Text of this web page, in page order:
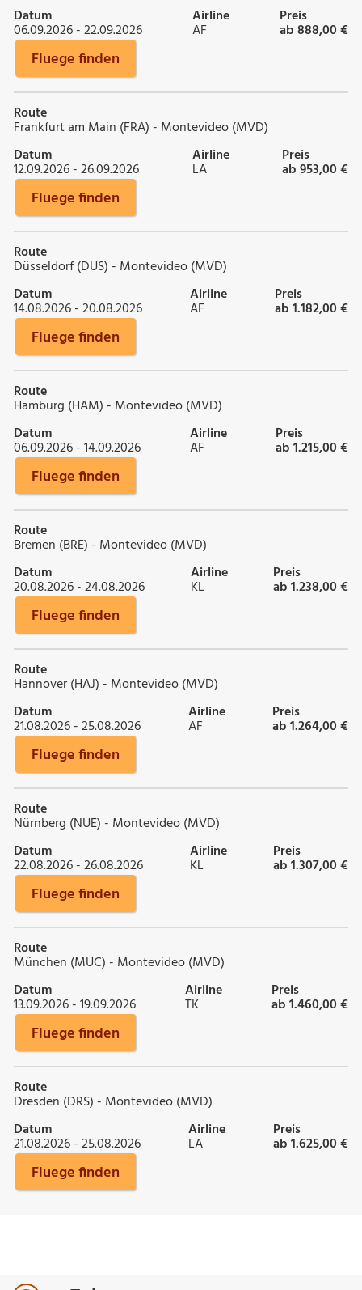
Datum
06.09.2026 - 22.09.2026
Airline
AF
Preis
ab 888,00 €
Fluege finden
Route
Frankfurt am Main (FRA) - Montevideo (MVD)
Datum
12.09.2026 - 26.09.2026
Airline
LA
Preis
ab 953,00 €
Fluege finden
Route
Düsseldorf (DUS) - Montevideo (MVD)
Datum
14.08.2026 - 20.08.2026
Airline
AF
Preis
ab 1.182,00 €
Fluege finden
Route
Hamburg (HAM) - Montevideo (MVD)
Datum
06.09.2026 - 14.09.2026
Airline
AF
Preis
ab 1.215,00 €
Fluege finden
Route
Bremen (BRE) - Montevideo (MVD)
Datum
20.08.2026 - 24.08.2026
Airline
KL
Preis
ab 1.238,00 €
Fluege finden
Route
Hannover (HAJ) - Montevideo (MVD)
Datum
21.08.2026 - 25.08.2026
Airline
AF
Preis
ab 1.264,00 €
Fluege finden
Route
Nürnberg (NUE) - Montevideo (MVD)
Datum
22.08.2026 - 26.08.2026
Airline
KL
Preis
ab 1.307,00 €
Fluege finden
Route
München (MUC) - Montevideo (MVD)
Datum
13.09.2026 - 19.09.2026
Airline
TK
Preis
ab 1.460,00 €
Fluege finden
Route
Dresden (DRS) - Montevideo (MVD)
Datum
21.08.2026 - 25.08.2026
Airline
LA
Preis
ab 1.625,00 €
Fluege finden